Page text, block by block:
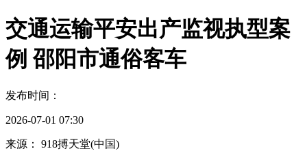
交通运输平安出产监视执型案
例 邵阳市通俗客车
发布时间：
2026-07-01 07:30
来源： 918搏天堂(中国)